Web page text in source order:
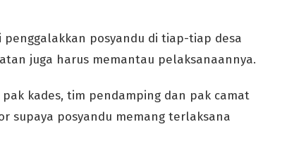
posyandu di tiap-tiap desa
juga harus memantau pelaksanaannya.
kades, tim pendamping dan pak camat
supaya posyandu memang terlaksana